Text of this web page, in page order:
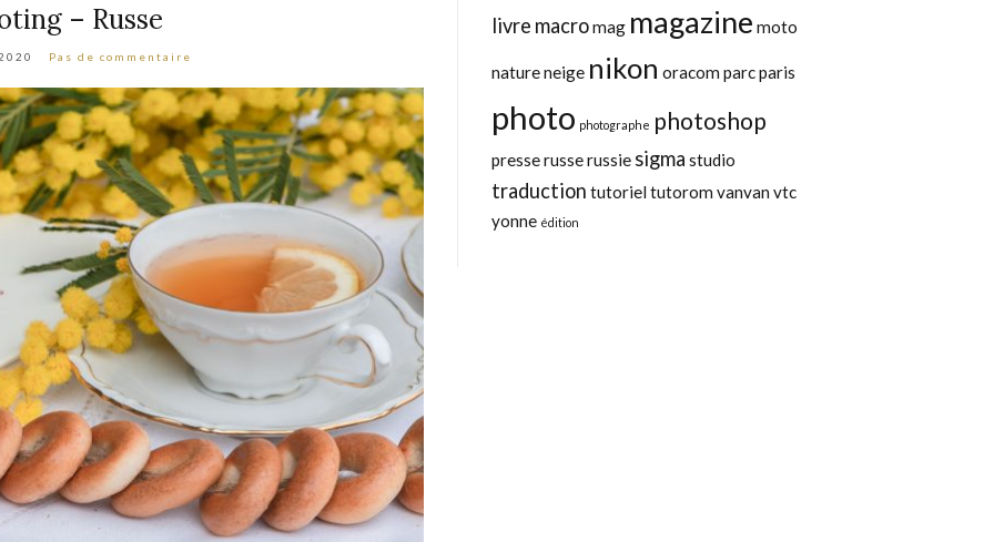
– Russe
Pas de commentaire
livre macromag magazine moto
natureneige nikon oracom parcparis
photo photographe photoshop
presserusserussie sigma studio
traduction tutorieltutorom vanvan vtc
yonne édition